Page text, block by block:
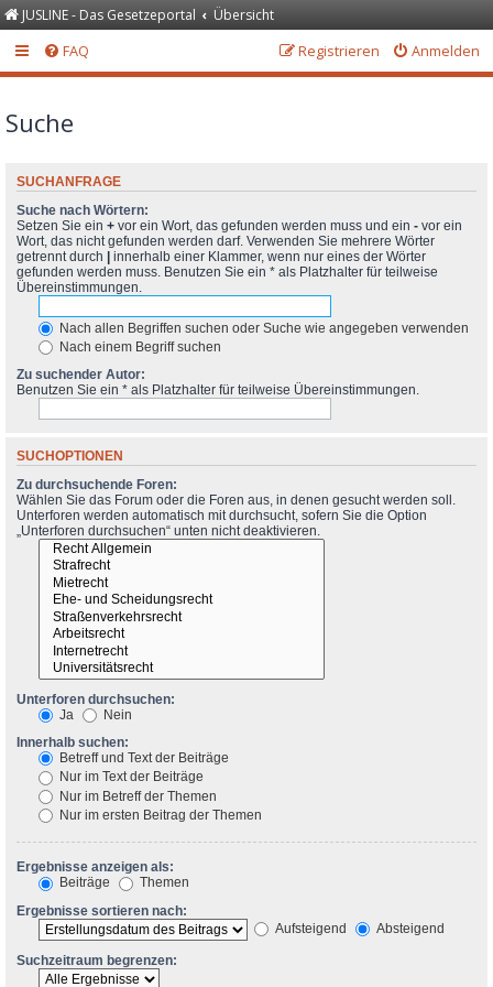
JUSLINE - Das Gesetzeportal Übersicht
FAQ Anmelden
Registrieren
Suche
SUCHANFRAGE
Suche nach Wörtern:
Setzen Sie ein + vor ein Wort, das gefunden werden muss und ein - vor ein
Wort, das nicht gefunden werden darf. Verwenden Sie mehrere Wörter
getrennt durch | innerhalb einer Klammer, wenn nur eines der Wörter
gefunden werden muss. Benutzen Sie ein * als Platzhalter für teilweise
Übereinstimmungen.
Nach allen Begriffen suchen oder Suche wie angegeben verwenden
Nach einem Begriff suchen
Zu suchender Autor:
Benutzen Sie ein * als Platzhalter für teilweise Übereinstimmungen.
SUCHOPTIONEN
Zu durchsuchende Foren:
Wählen Sie das Forum oder die Foren aus, in denen gesucht werden soll.
Unterforen werden automatisch mit durchsucht, sofern Sie die Option
„Unterforen durchsuchen“ unten nicht deaktivieren.
Unterforen durchsuchen:
Ja
Nein
Innerhalb suchen:
Betreff und Text der Beiträge
Nur im Text der Beiträge
Nur im Betreff der Themen
Nur im ersten Beitrag der Themen
Ergebnisse anzeigen als:
Beiträge
Themen
Ergebnisse sortieren nach:
Aufsteigend
Absteigend
Suchzeitraum begrenzen: